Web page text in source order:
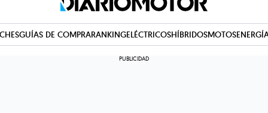
GUÍAS DE COMPRARANKINGELÉCTRICOSHÍBRIDOSMOTOS